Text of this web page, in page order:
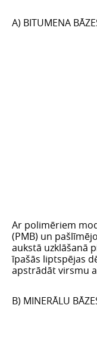
A) BITUMENA
Ar polimēriem
(PMB) un
aukstā uzklāšanā
īpašās liptspējas
apstrādāt virsmu
B) MINERĀLU